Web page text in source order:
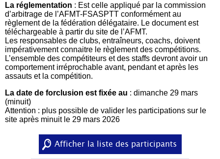
La réglementation : Est celle appliqué par la commission
d’arbitrage de l’AFMT-FSASPTT conformément au
règlement de la fédération délégataire. Le document est
téléchargeable à partir du site de l’AFMT.
Les responsables de clubs, entraîneurs, coachs, doivent
impérativement connaitre le règlement des compétitions.
L’ensemble des compétiteurs et des staffs devront avoir un
comportement irréprochable avant, pendant et après les
assauts et la compétition.
La date de forclusion est fixée au : dimanche 29 mars
(minuit)
Attention : plus possible de valider les participations sur le
site après minuit le 29 mars 2026
Afficher la liste des participants